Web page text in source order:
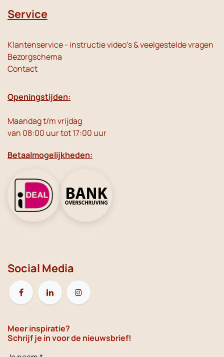
Service
Klantenservice - instructie video's & veelgestelde vragen
Bezorgschema
Contact
Openingstijden:
Maandag t/m vrijdag
van 08:00 uur tot 17:00 uur
Betaalmogelijkheden:
Social Media
Meer inspiratie?
Schrijf je in voor de nieuwsbrief!